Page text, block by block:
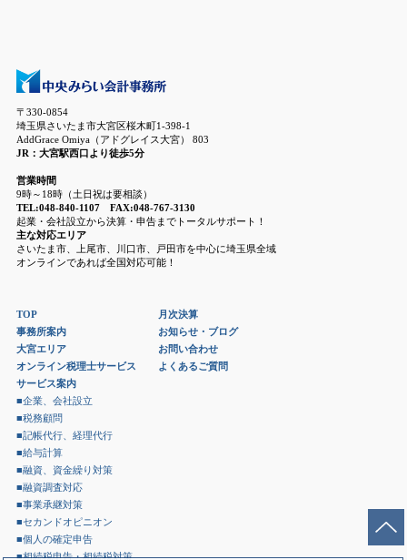
〒330-0854
埼玉県さいたま市大宮区桜木町1-398-1
AddGrace Omiya（アドグレイス大宮） 803
JR：大宮駅西口より徒歩5分
営業時間
9時～18時（土日祝は要相談）
TEL:048-840-1107 FAX:048-767-3130
起業・会社設立から決算・申告までトータルサポート！
主な対応エリア
さいたま市、上尾市、川口市、戸田市を中心に埼玉県全域
オンラインであれば全国対応可能！
TOP
事務所案内
大宮エリア
オンライン税理士サービス
サービス案内
■企業、会社設立
■税務顧問
■記帳代行、経理代行
■給与計算
■融資、資金繰り対策
■融資調査対応
■事業承継対策
■セカンドオピニオン
■個人の確定申告
■相続税申告・相続税対策
月次決算
お知らせ・ブログ
お問い合わせ
よくあるご質問